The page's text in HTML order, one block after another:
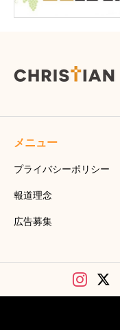
メニュー
プライバシーポリシー
報道理念
広告募集